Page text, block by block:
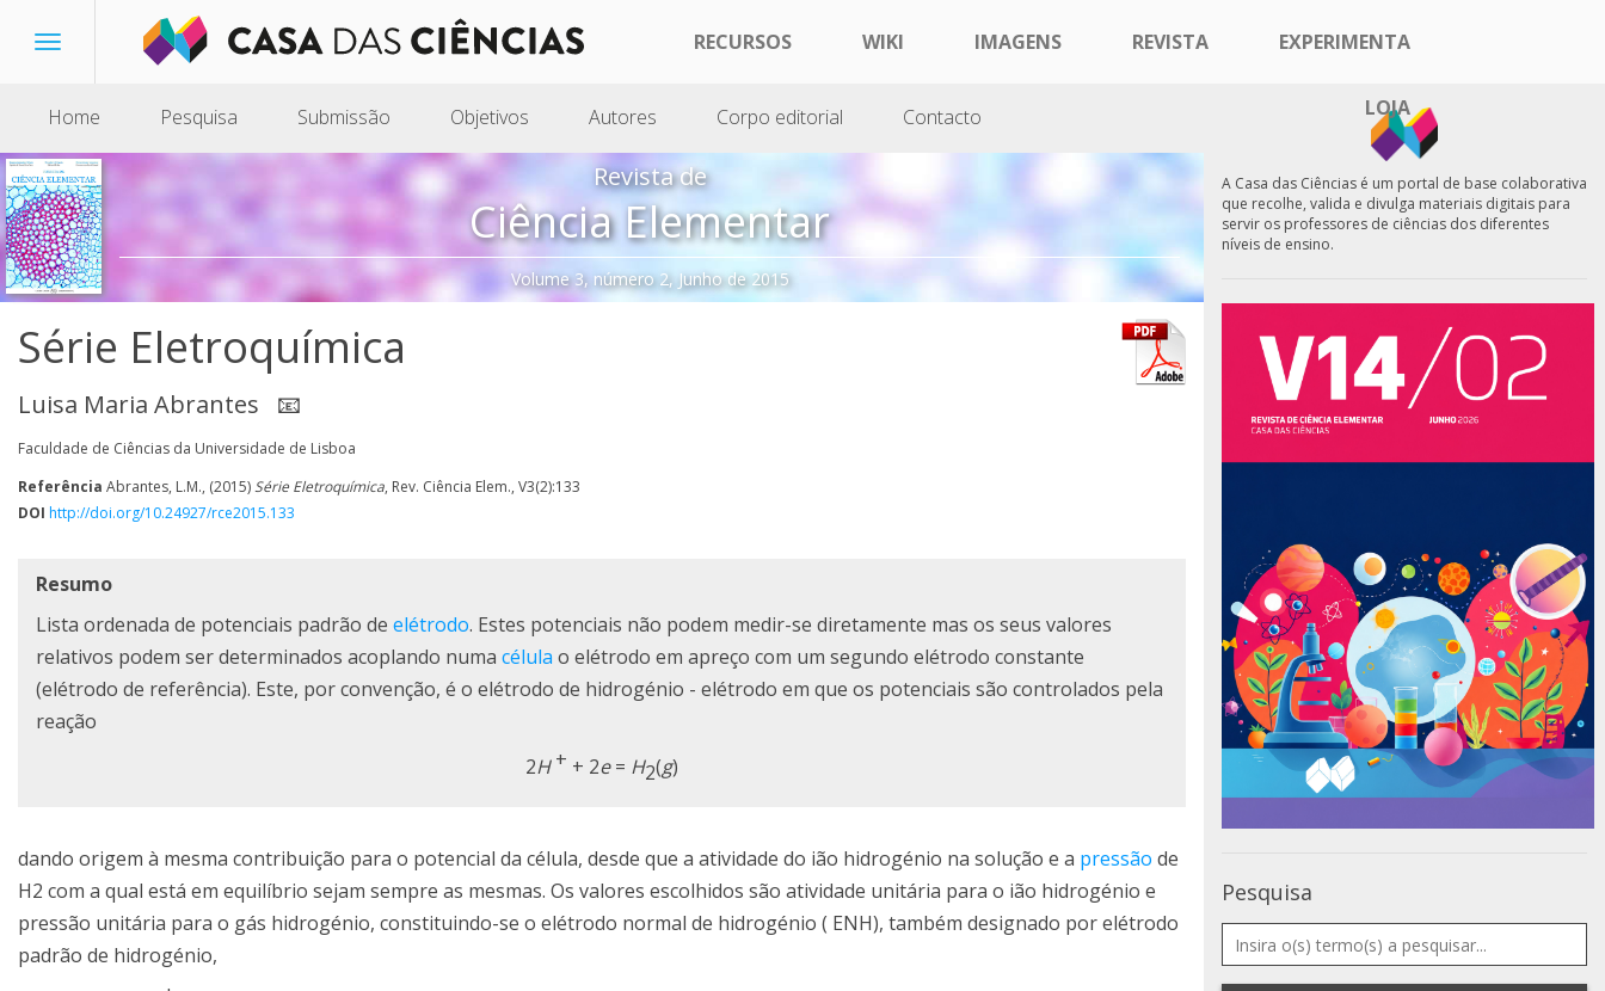
Toggle
RECURSOS WIKI IMAGENS REVISTA EXPERIMENTA
LOJA
Home Pesquisa Submissão Objetivos Autores Corpo editorial Contacto
Revista de
Ciência Elementar
Volume 3, número 2, Junho de 2015
Série Eletroquímica
Luisa Maria Abrantes 📧
Faculdade de Ciências da Universidade de Lisboa
Referência Abrantes, L.M., (2015)Série Eletroquímica, Rev. Ciência Elem., V3(2):133
DOI http://doi.org/10.24927/rce2015.133
Resumo
Lista ordenada de potenciais padrão de elétrodo. Estes potenciais não podem medir-se diretamente mas os seus valores
relativos podem ser determinados acoplando numa célula o elétrodo em apreço com um segundo elétrodo constante
(elétrodo de referência). Este, por convenção, é o elétrodo de hidrogénio - elétrodo em que os potenciais são controlados pela
reação
2H+ + 2e= H2(g)
dando origem à mesma contribuição para o potencial da célula, desde que a atividade do ião hidrogénio na solução e a pressão de
H2 com a qual está em equilíbrio sejam sempre as mesmas. Os valores escolhidos são atividade unitária para o ião hidrogénio e
pressão unitária para o gás hidrogénio, constituindo-se o elétrodo normal de hidrogénio ( ENH), também designado por elétrodo
padrão de hidrogénio,
A Casa das Ciências é um portal de base colaborativa
que recolhe, valida e divulga materiais digitais para
servir os professores de ciências dos diferentes
níveis de ensino.
Pesquisa